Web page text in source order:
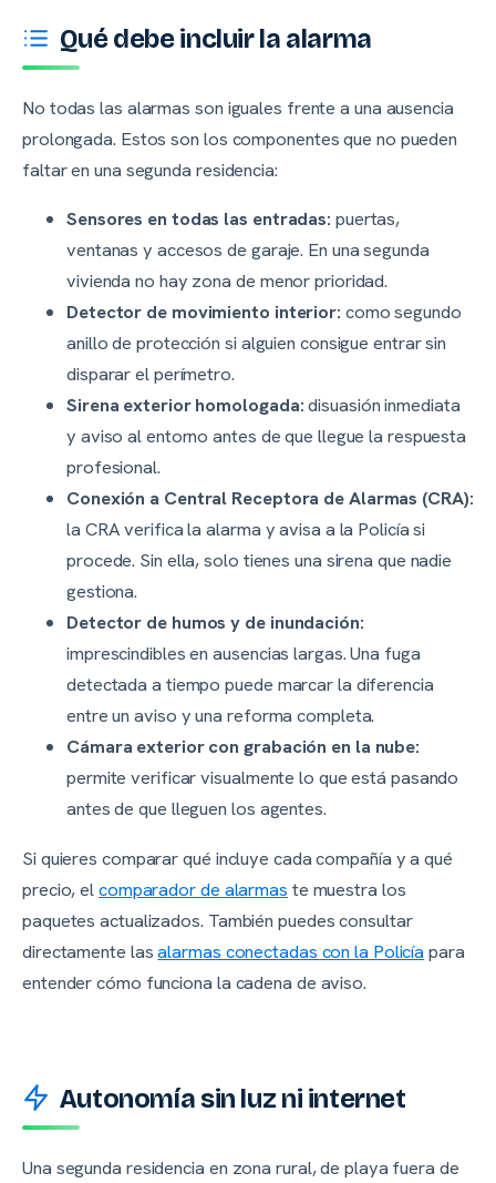
Qué debe incluir la alarma
No todas las alarmas son iguales frente a una ausencia
prolongada. Estos son los componentes que no pueden
faltar en una segunda residencia:
Sensores en todas las entradas: puertas,
ventanas y accesos de garaje. En una segunda
vivienda no hay zona de menor prioridad.
Detector de movimiento interior: como segundo
anillo de protección si alguien consigue entrar sin
disparar el perímetro.
Sirena exterior homologada:disuasión inmediata
y aviso al entorno antes de que llegue la respuesta
profesional.
Conexión a Central Receptora de Alarmas (CRA):
la CRA verifica la alarma y avisa a la Policía si
procede. Sin ella, solo tienes una sirena que nadie
gestiona.
Detector de humos y de inundación:
imprescindibles en ausencias largas. Una fuga
detectada a tiempo puede marcar la diferencia
entre un aviso y una reforma completa.
Cámara exterior con grabación en la nube:
permite verificar visualmente lo que está pasando
antes de que lleguen los agentes.
Si quieres comparar qué incluye cada compañía y a qué
precio, elcomparador de alarmas te muestra los
paquetes actualizados. También puedes consultar
directamente lasalarmas conectadas con la Policíapara
entender cómo funciona la cadena de aviso.
Autonomía sin luz ni internet
Una segunda residencia en zona rural, de playa fuera de